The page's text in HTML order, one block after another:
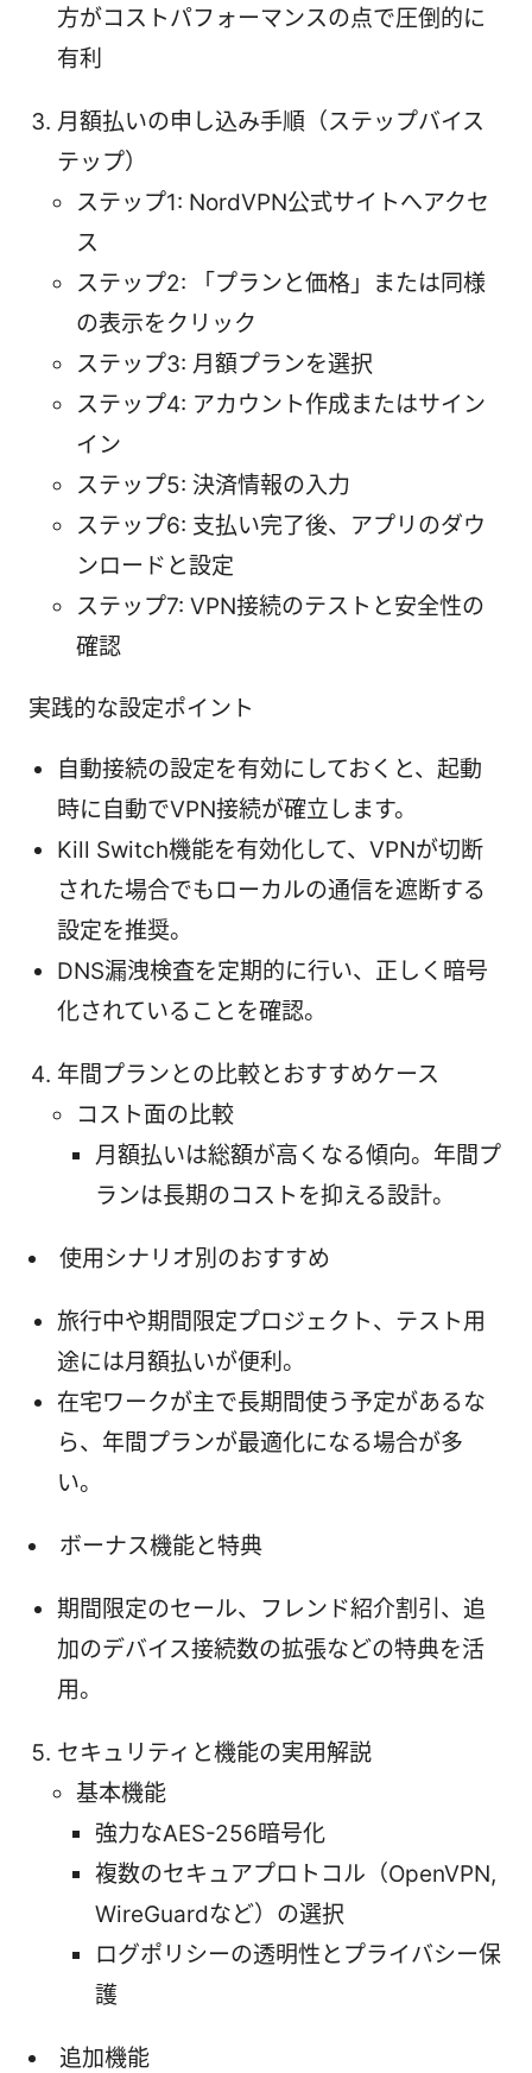
方がコストパフォーマンスの点で圧倒的に
有利
月額払いの申し込み手順（ステップバイス
テップ）
ステップ1: NordVPN公式サイトへアクセ
ス
ステップ2: 「プランと価格」または同様
の表示をクリック
ステップ3: 月額プランを選択
ステップ4: アカウント作成またはサイン
イン
ステップ5: 決済情報の入力
ステップ6: 支払い完了後、アプリのダウ
ンロードと設定
ステップ7: VPN接続のテストと安全性の
確認
実践的な設定ポイント
自動接続の設定を有効にしておくと、起動
時に自動でVPN接続が確立します。
Kill Switch機能を有効化して、VPNが切断
された場合でもローカルの通信を遮断する
設定を推奨。
DNS漏洩検査を定期的に行い、正しく暗号
化されていることを確認。
年間プランとの比較とおすすめケース
コスト面の比較
月額払いは総額が高くなる傾向。年間プ
ランは長期のコストを抑える設計。
使用シナリオ別のおすすめ
旅行中や期間限定プロジェクト、テスト用
途には月額払いが便利。
在宅ワークが主で長期間使う予定があるな
ら、年間プランが最適化になる場合が多
い。
ボーナス機能と特典
期間限定のセール、フレンド紹介割引、追
加のデバイス接続数の拡張などの特典を活
用。
セキュリティと機能の実用解説
基本機能
強力なAES-256暗号化
複数のセキュアプロトコル（OpenVPN,
WireGuardなど）の選択
ログポリシーの透明性とプライバシー保
護
追加機能